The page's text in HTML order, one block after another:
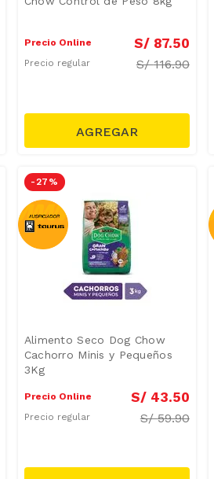
Precio Online S/ 87.50
Precio regular S/116.90
-27 %
Alimento Seco Dog Chow
Cachorro Minis y Pequeños
3Kg
Precio Online S/ 43.50
Precio regular S/59.90